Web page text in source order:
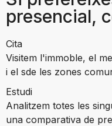
presencial,
Cita
Visitem l'immoble, el
i el sde les zones
Estudi
Analitzem totes les
una comparativa de